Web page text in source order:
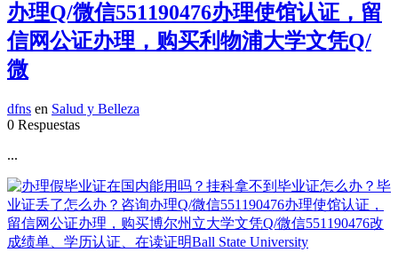
办理Q/微信551190476办理使馆认证，留
信网公证办理，购买利物浦大学文凭Q/
微
dfns en Salud y Belleza
0 Respuestas
...